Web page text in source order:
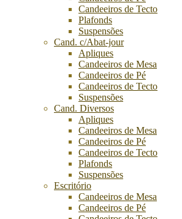
Candeeiros de Tecto
Plafonds
Suspensões
Cand. c/Abat-jour
Apliques
Candeeiros de Mesa
Candeeiros de Pé
Candeeiros de Tecto
Suspensões
Cand. Diversos
Apliques
Candeeiros de Mesa
Candeeiros de Pé
Candeeiros de Tecto
Plafonds
Suspensões
Escritório
Candeeiros de Mesa
Candeeiros de Pé